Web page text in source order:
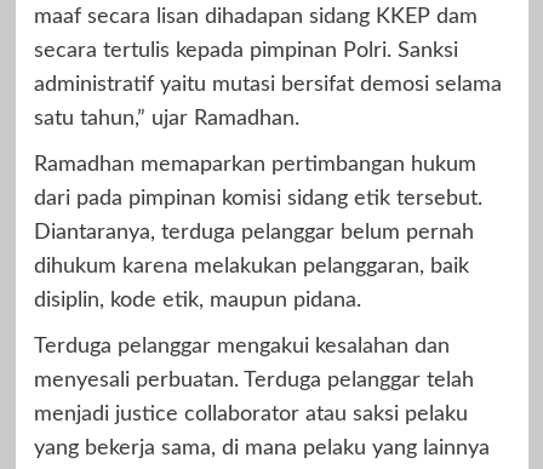
maaf secara lisan dihadapan sidang KKEP dam
secara tertulis kepada pimpinan Polri. Sanksi
administratif yaitu mutasi bersifat demosi selama
satu tahun,” ujar Ramadhan.
Ramadhan memaparkan pertimbangan hukum
dari pada pimpinan komisi sidang etik tersebut.
Diantaranya, terduga pelanggar belum pernah
dihukum karena melakukan pelanggaran, baik
disiplin, kode etik, maupun pidana.
Terduga pelanggar mengakui kesalahan dan
menyesali perbuatan. Terduga pelanggar telah
menjadi justice collaborator atau saksi pelaku
yang bekerja sama, di mana pelaku yang lainnya